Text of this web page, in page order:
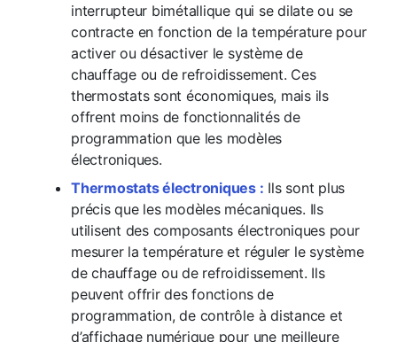
interrupteur bimétallique qui se dilate ou se
contracte en fonction de la température pour
activer ou désactiver le système de
chauffage ou de refroidissement. Ces
thermostats sont économiques, mais ils
offrent moins de fonctionnalités de
programmation que les modèles
électroniques.
Thermostats électroniques : Ils sont plus
précis que les modèles mécaniques. Ils
utilisent des composants électroniques pour
mesurer la température et réguler le système
de chauffage ou de refroidissement. Ils
peuvent offrir des fonctions de
programmation, de contrôle à distance et
d’affichage numérique pour une meilleure